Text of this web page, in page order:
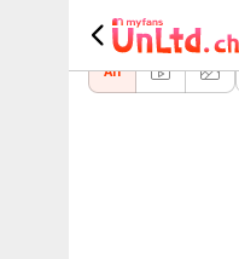
ジャンル
All